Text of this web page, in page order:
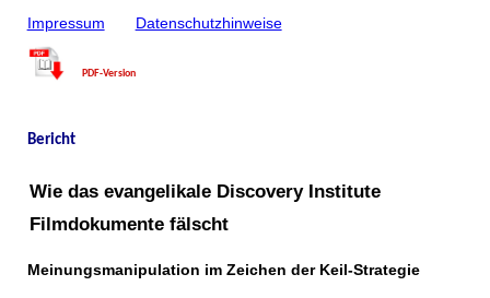
Impressum Datenschutzhinweise
PDF-Version
Bericht
Wie das evangelikale Discovery Institute
Filmdokumente fälscht
Meinungsmanipulation im Zeichen der Keil-Strategie